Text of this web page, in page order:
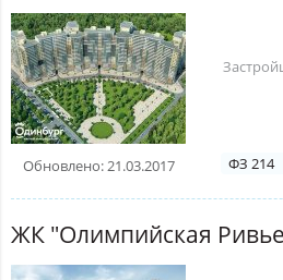
Обновлено: 21.03.2017 ФЗ 214